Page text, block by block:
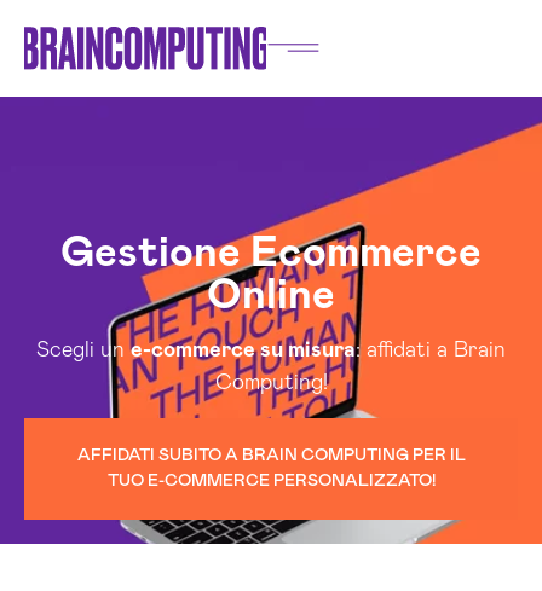
Gestione Ecommerce
Online
Scegli une-commerce su misura: affidati a Brain
Computing!
AFFIDATI SUBITO A BRAIN COMPUTING PER IL
TUO E-COMMERCE PERSONALIZZATO!